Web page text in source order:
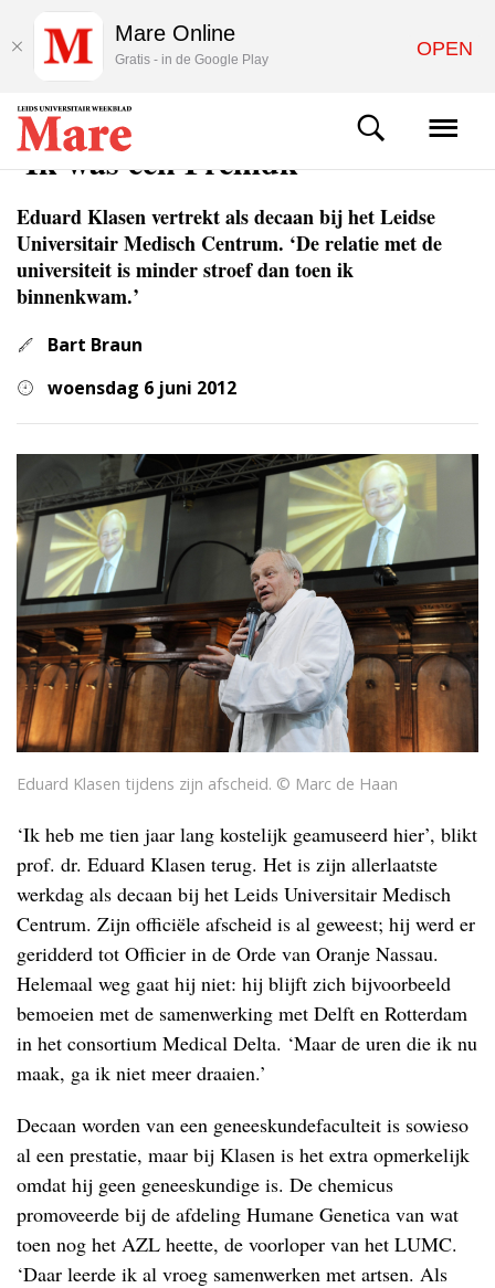
ACHTERGROND
'Ik was een Fremdk
Eduard Klasen vertrekt als decaan bij het Leidse
Universitair Medisch Centrum. ‘De relatie met de
universiteit is minder stroef dan toen ik
binnenkwam.’
Bart Braun
woensdag 6 juni 2012
Eduard Klasen tijdens zijn afscheid. © Marc de Haan
‘Ik heb me tien jaar lang kostelijk geamuseerd hier’, blikt
prof. dr. Eduard Klasen terug. Het is zijn allerlaatste
werkdag als decaan bij het Leids Universitair Medisch
Centrum. Zijn officiële afscheid is al geweest; hij werd er
geridderd tot Officier in de Orde van Oranje Nassau.
Helemaal weg gaat hij niet: hij blijft zich bijvoorbeeld
bemoeien met de samenwerking met Delft en Rotterdam
in het consortium Medical Delta. ‘Maar de uren die ik nu
maak, ga ik niet meer draaien.’
Decaan worden van een geneeskundefaculteit is sowieso
al een prestatie, maar bij Klasen is het extra opmerkelijk
omdat hij geen geneeskundige is. De chemicus
promoveerde bij de afdeling Humane Genetica van wat
toen nog het AZL heette, de voorloper van het LUMC.
‘Daar leerde ik al vroeg samenwerken met artsen. Als
Mare Online
Gratis - in de Google Play OPEN